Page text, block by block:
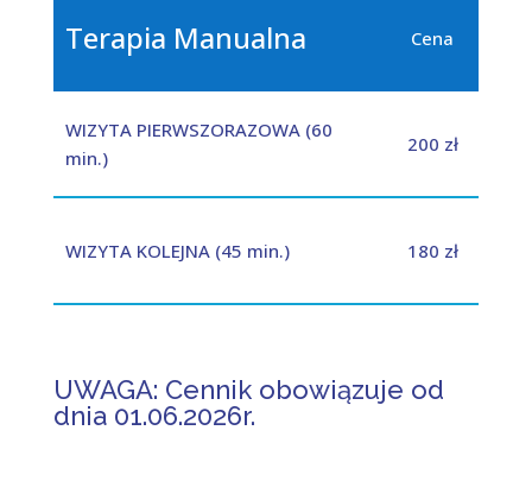
Terapia Manualna Cena
WIZYTA PIERWSZORAZOWA (60
min.)
200 zł
WIZYTA KOLEJNA (45 min.) 180 zł
UWAGA: Cennik obowiązuje od
dnia 01.06.2026r.